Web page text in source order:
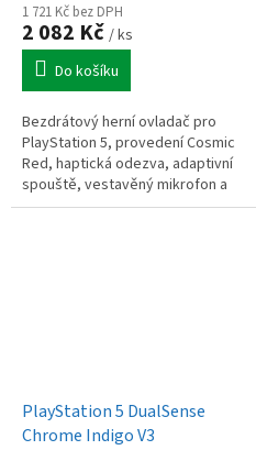
1 721 Kč bez DPH
2 082 Kč / ks
Do košíku
Bezdrátový herní ovladač pro
PlayStation 5, provedení Cosmic
Red, haptická odezva, adaptivní
spouště, vestavěný mikrofon a
reproduktor, tlačítko Create,
PlayStation 5 DualSense
Chrome Indigo V3